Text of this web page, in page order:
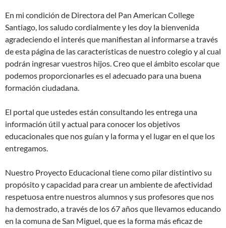
En mi condición de Directora del Pan American College
Santiago, los saludo cordialmente y les doy la bienvenida
agradeciendo el interés que manifiestan al informarse a través
de esta página de las características de nuestro colegio y al cual
podrán ingresar vuestros hijos. Creo que el ámbito escolar que
podemos proporcionarles es el adecuado para una buena
formación ciudadana.
El portal que ustedes están consultando les entrega una
información útil y actual para conocer los objetivos
educacionales que nos guían y la forma y el lugar en el que los
entregamos.
Nuestro Proyecto Educacional tiene como pilar distintivo su
propósito y capacidad para crear un ambiente de afectividad
respetuosa entre nuestros alumnos y sus profesores que nos
ha demostrado, a través de los 67 años que llevamos educando
en la comuna de San Miguel, que es la forma más eficaz de